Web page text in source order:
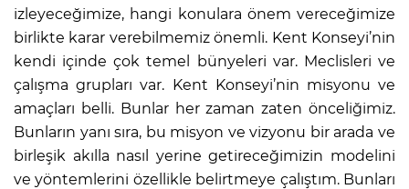
izleyeceğimize, hangi konulara önem vereceğimize
birlikte karar verebilmemiz önemli. Kent Konseyi’nin
kendi içinde çok temel bünyeleri var. Meclisleri ve
çalışma grupları var. Kent Konseyi’nin misyonu ve
amaçları belli. Bunlar her zaman zaten önceliğimiz.
Bunların yanı sıra, bu misyon ve vizyonu bir arada ve
birleşik akılla nasıl yerine getireceğimizin modelini
ve yöntemlerini özellikle belirtmeye çalıştım. Bunları